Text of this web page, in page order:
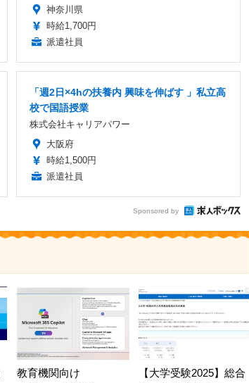
神奈川県
時給1,700円
派遣社員
「週2日×4hの扶養内 興味を伸ばす 」私立高
校で国語授業
株式会社キャリアパワー
大阪府
時給1,500円
派遣社員
Sponsored by
教育機関向け
【大学受験2025】総合